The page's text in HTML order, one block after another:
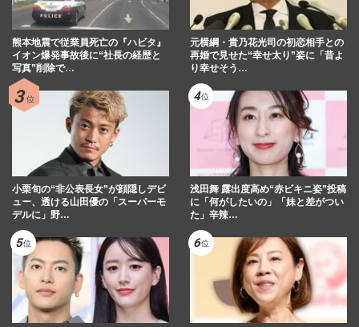
熊本地震で従業員死亡の『ハビタ』
イオン爆発事故後に“社長の経歴と
写真”削除で…
元横綱・貴乃花光司の初恋相手との
再婚で見せた“幸せ太り”姿に「昔よ
り幸せそう…
小栗旬の“非公表長女”が顔隠しデビ
ュー、透ける山田優の「スーパーモ
デルに」野…
浅田舞 露出度高め“赤ビキニ姿”投稿
に「何がしたいの」「妹と差がつい
た」辛辣…